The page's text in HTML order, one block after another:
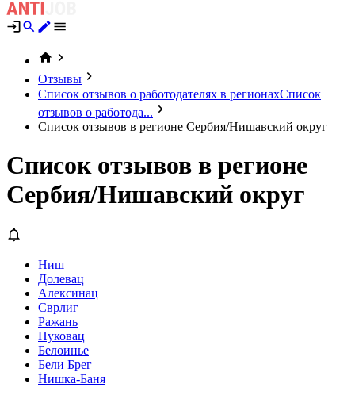
Отзывы
Список отзывов о работодателях в регионахСписок
отзывов о работода...
Список отзывов в регионе Сербия/Нишавский округ
Список отзывов в регионе
Сербия/Нишавский округ
Ниш
Долевац
Алексинац
Сврлиг
Ражань
Пуковац
Белоинье
Бели Брег
Нишка-Баня